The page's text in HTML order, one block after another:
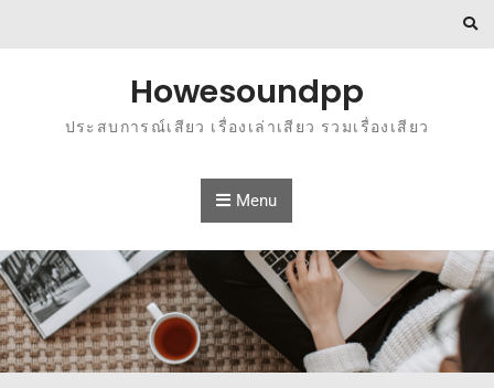
Howesoundpp
ประสบการณ์เสียว เรื่องเล่าเสียว รวมเรื่องเสียว
Menu